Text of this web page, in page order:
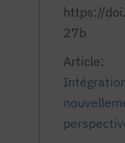
https://
27b
Article: